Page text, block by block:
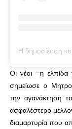
Η δημοσίευση
Οι νέοι –η
σημείωσε ο
την αγανάκτησή
ασφαλέστερο
διαμαρτυρία που